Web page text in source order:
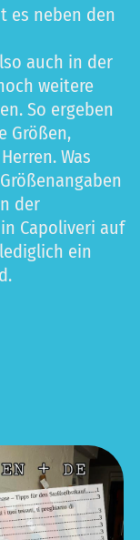
es neben den
auch in der
weitere
So ergeben
Größen,
Was
der
Capoliveri auf
ein